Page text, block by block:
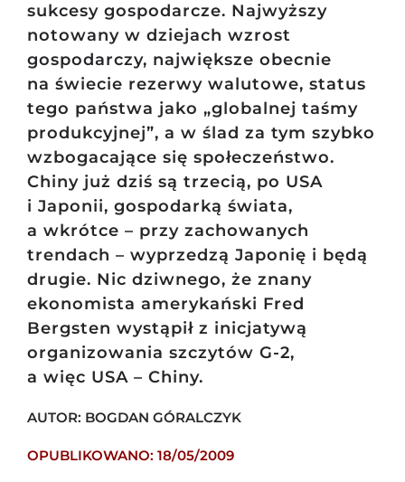
sukcesy gospodarcze. Najwyższy
notowany w dziejach wzrost
gospodarczy, największe obecnie
na świecie rezerwy walutowe, status
tego państwa jako „globalnej taśmy
produkcyjnej”, a w ślad za tym szybko
wzbogacające się społeczeństwo.
Chiny już dziś są trzecią, po USA
i Japonii, gospodarką świata,
a wkrótce – przy zachowanych
trendach – wyprzedzą Japonię i będą
drugie. Nic dziwnego, że znany
ekonomista amerykański Fred
Bergsten wystąpił z inicjatywą
organizowania szczytów G-2,
a więc USA – Chiny.
AUTOR: BOGDAN GÓRALCZYK
OPUBLIKOWANO: 18/05/2009